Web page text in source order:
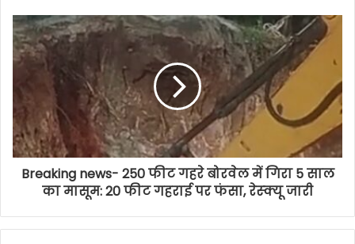
Breaking news- 250 फीट गहरे बोरवेल में गिरा 5 साल
का मासूम: 20 फीट गहराई पर फंसा, रेस्क्यू जारी